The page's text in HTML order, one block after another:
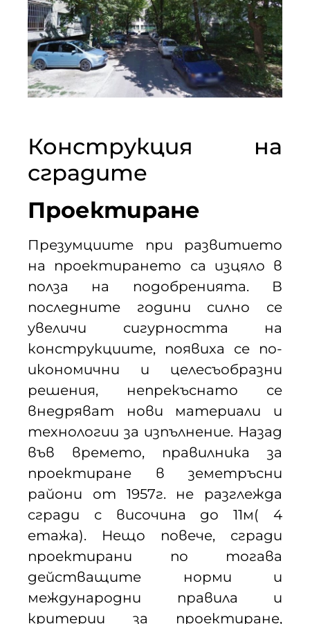
Конструкция на
сградите
Проектиране
Презумциите при развитието
на проектирането са изцяло в
полза на подобренията. В
последните години силно се
увеличи сигурността на
конструкциите, появиха се по-
икономични и целесъобразни
решения, непрекъснато се
внедряват нови материали и
технологии за изпълнение. Назад
във времето, правилника за
проектиране в земетръсни
райони от 1957г. не разглежда
сгради с височина до 11м( 4
етажа). Нещо повече, сгради
проектирани по тогава
действащите норми и
международни правила и
критерии за проектиране,